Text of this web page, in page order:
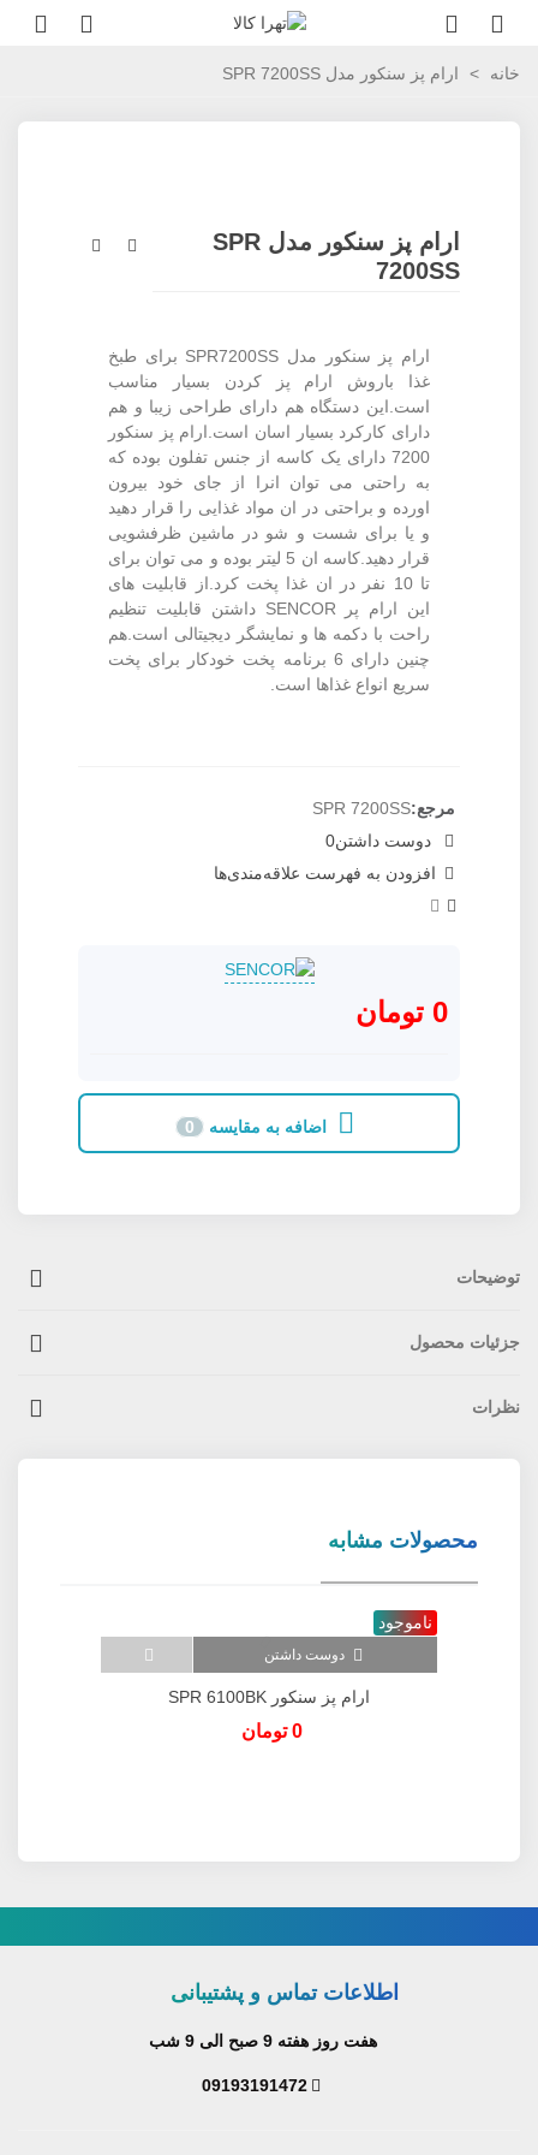
خانه > ارام پز سنکور مدل SPR 7200SS
ارام پز سنکور مدل SPR
7200SS
ارام پز سنکور مدل SPR7200SS برای طبخ
غذا باروش ارام پز کردن بسیار مناسب
است.این دستگاه هم دارای طراحی زیبا و هم
دارای کارکرد بسیار اسان است.ارام پز سنکور
7200 دارای یک کاسه از جنس تفلون بوده که
به راحتی می توان انرا از جای خود بیرون
اورده و براحتی در ان مواد غذایی را قرار دهید
و یا برای شست و شو در ماشین ظرفشویی
قرار دهید.کاسه ان 5 لیتر بوده و می توان برای
تا 10 نفر در ان غذا پخت کرد.از قابلیت های
این ارام پر SENCOR داشتن قابلیت تنظیم
راحت با دکمه ها و نمایشگر دیجیتالی است.هم
چنین دارای 6 برنامه پخت خودکار برای پخت
سریع انواع غذاها است.
مرجع:SPR 7200SS
دوست داشتن0
افزودن به فهرست علاقه‌مندی‌ها
0 تومان
اضافه به مقایسه 0
توضیحات
جزئیات محصول
نظرات
محصولات مشابه
ناموجود
دوست داشتن
ارام پز سنکور SPR 6100BK
0 تومان
اطلاعات تماس و پشتیبانی
هفت روز هفته 9 صبح الی 9 شب
09193191472